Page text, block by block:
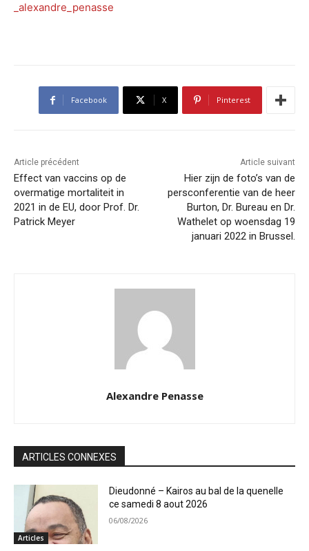
_alexandre_penasse
Facebook X Pinterest
Article précédent
Effect van vaccins op de
overmatige mortaliteit in
2021 in de EU, door Prof. Dr.
Patrick Meyer
Article suivant
Hier zijn de foto’s van de
persconferentie van de heer
Burton, Dr. Bureau en Dr.
Wathelet op woensdag 19
januari 2022 in Brussel.
Alexandre Penasse
ARTICLES CONNEXES
Articles
Dieudonné – Kairos au bal de la quenelle
ce samedi 8 aout 2026
06/08/2026